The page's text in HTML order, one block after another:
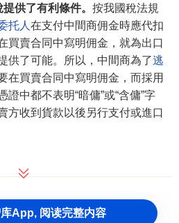
供了有利條件。 按我國稅法規
托人 在支付中間商佣金時應代扣
買賣合同中寫明佣金，就為出口
供了可能。所以，中間商為了逃
在買賣合同中寫明佣金，而採用
中都不表明“暗傭”或“含傭”字
方收到貨款以後另行支付或進口
App, 阅读完整内容